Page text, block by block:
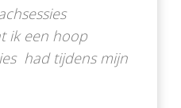
ik een hoop
had tijdens mijn